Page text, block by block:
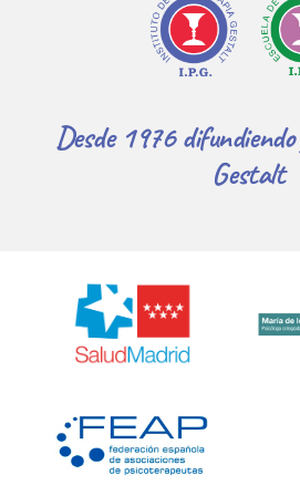
Desde 1976
Gestalt